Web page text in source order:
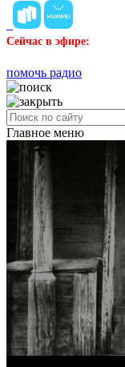
Сейчас в эфире:
помочь радио
Главное меню